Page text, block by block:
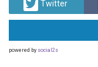
Twitter
powered by social2s